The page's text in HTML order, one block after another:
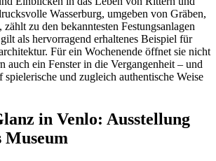
Wasserburg, umgeben von Gräben,
zu den bekanntesten Festungsanlagen
als hervorragend erhaltenes Beispiel für
Für ein Wochenende öffnet sie nicht
auch ein Fenster in die Vergangenheit – und
spielerische und zugleich authentische Weise
in Venlo: Ausstellung